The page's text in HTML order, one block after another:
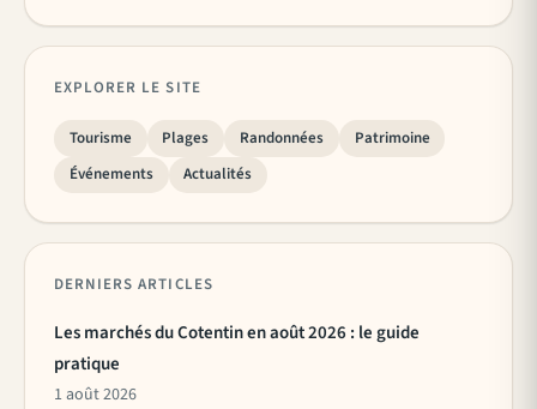
EXPLORER LE SITE
Tourisme Plages Randonnées
Patrimoine
Événements
Actualités
DERNIERS ARTICLES
Les marchés du Cotentin en août 2026 : le guide
pratique
1 août 2026